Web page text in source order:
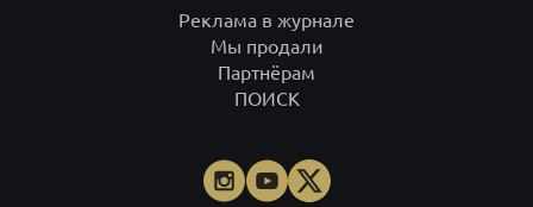
Реклама в журнале
Мы продали
Партнёрам
ПОИСК